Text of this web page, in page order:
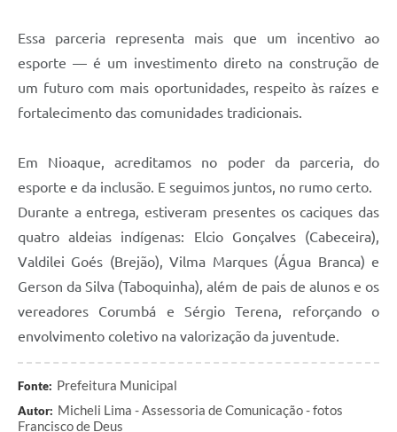
Essa parceria representa mais que um incentivo ao
esporte — é um investimento direto na construção de
um futuro com mais oportunidades, respeito às raízes e
fortalecimento das comunidades tradicionais.
Em Nioaque, acreditamos no poder da parceria, do
esporte e da inclusão. E seguimos juntos, no rumo certo.
Durante a entrega, estiveram presentes os caciques das
quatro aldeias indígenas: Elcio Gonçalves (Cabeceira),
Valdilei Goés (Brejão), Vilma Marques (Água Branca) e
Gerson da Silva (Taboquinha), além de pais de alunos e os
vereadores Corumbá e Sérgio Terena, reforçando o
envolvimento coletivo na valorização da juventude.
Fonte: Prefeitura Municipal
Autor: Micheli Lima - Assessoria de Comunicação - fotos
Francisco de Deus